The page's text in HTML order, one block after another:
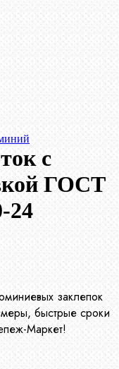
с
ГОСТ
24
заклепок
быстрые сроки
Маркет!